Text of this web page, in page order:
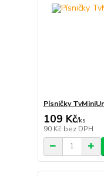
Písničky
109 Kč/ks
90 Kč bez DPH